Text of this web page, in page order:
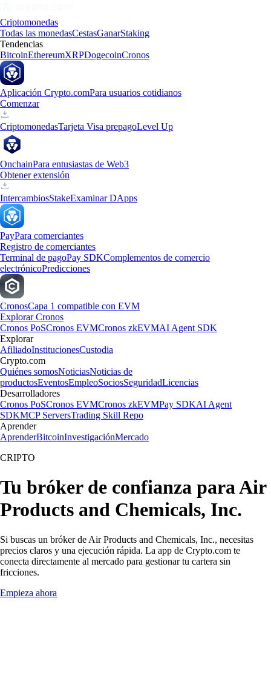
Criptomonedas
Todas las monedasCestasGanarStaking
Tendencias
BitcoinEthereumXRPDogecoinCronos
Aplicación Crypto.comPara usuarios cotidianos
Comenzar
CriptomonedasTarjeta Visa prepagoLevel Up
OnchainPara entusiastas de Web3
Obtener extensión
IntercambiosStakeExaminar DApps
PayPara comerciantes
Registro de comerciantes
Terminal de pagoPay SDKComplementos de comercio
electrónicoPredicciones
CronosCapa 1 compatible con EVM
Explorar Cronos
Cronos PoSCronos EVMCronos zkEVMAI Agent SDK
Explorar
AfiliadoInstitucionesCustodia
Crypto.com
Quiénes somosNoticiasNoticias de
productosEventosEmpleoSociosSeguridadLicencias
Desarrolladores
Cronos PoSCronos EVMCronos zkEVMPay SDKAI Agent
SDKMCP ServersTrading Skill Repo
Aprender
AprenderBitcoinInvestigaciónMercado
CRIPTO
Tu bróker de confianza para Air
Products and Chemicals, Inc.
Si buscas un bróker de Air Products and Chemicals, Inc., necesitas
precios claros y una ejecución rápida. La app de Crypto.com te
conecta directamente al mercado para gestionar tu cartera sin
fricciones.
Empieza ahora